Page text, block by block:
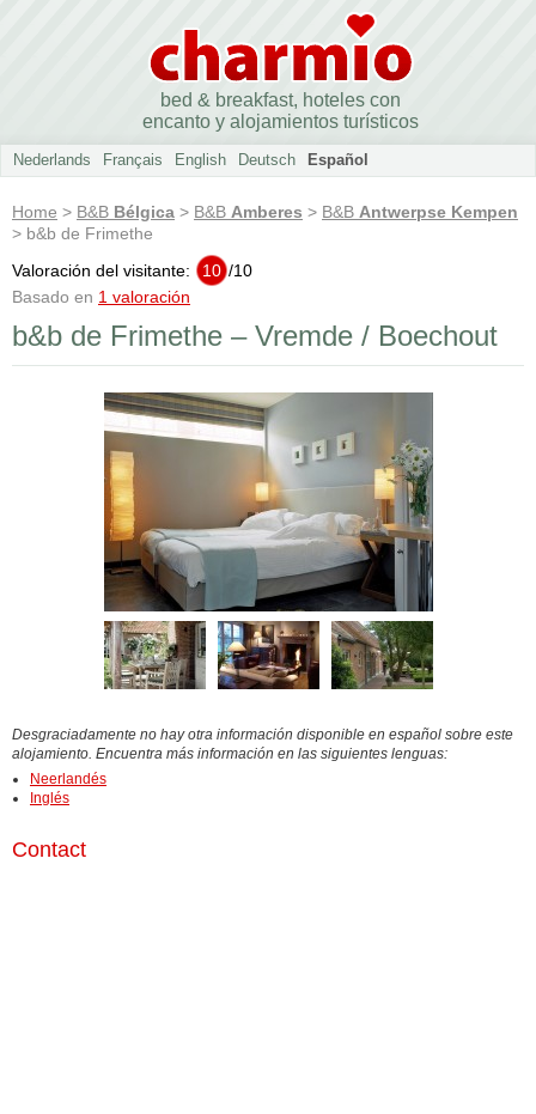
bed & breakfast, hoteles con
encanto y alojamientos turísticos
Nederlands Français English Deutsch Español
Home > B&B Bélgica > B&B Amberes > B&B Antwerpse Kempen
> b&b de Frimethe
Valoración del visitante:
10 /10
Basado en 1 valoración
b&b de Frimethe – Vremde / Boechout
Desgraciadamente no hay otra información disponible en español sobre este
alojamiento. Encuentra más información en las siguientes lenguas:
Neerlandés
Inglés
Contact